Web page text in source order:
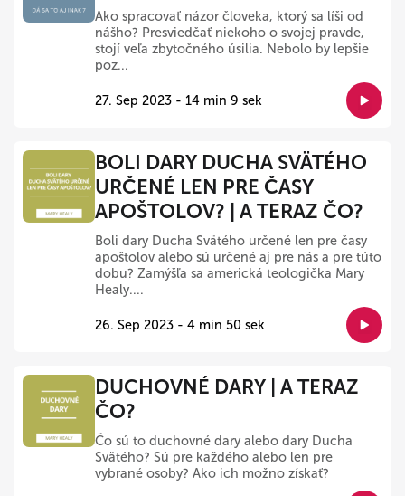
Ako spracovať názor človeka, ktorý sa líši od
nášho? Presviedčať niekoho o svojej pravde,
stojí veľa zbytočného úsilia. Nebolo by lepšie
poz...
27. Sep 2023 - 14 min 9 sek
BOLI DARY DUCHA SVÄTÉHO
URČENÉ LEN PRE ČASY
APOŠTOLOV? | A TERAZ ČO?
Boli dary Ducha Svätého určené len pre časy
apoštolov alebo sú určené aj pre nás a pre túto
dobu? Zamýšľa sa americká teologička Mary
Healy....
26. Sep 2023 - 4 min 50 sek
DUCHOVNÉ DARY | A TERAZ
ČO?
Čo sú to duchovné dary alebo dary Ducha
Svätého? Sú pre každého alebo len pre
vybrané osoby? Ako ich možno získať?